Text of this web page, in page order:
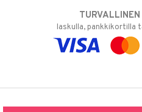
laskulla, pankkikortilla